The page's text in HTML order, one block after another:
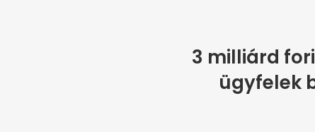
3 milliárd
ügyfelek